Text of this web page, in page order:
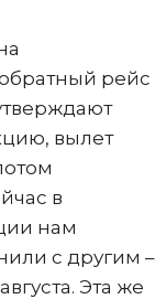
рейс
вылет
в
нам
с другим –
Эта же